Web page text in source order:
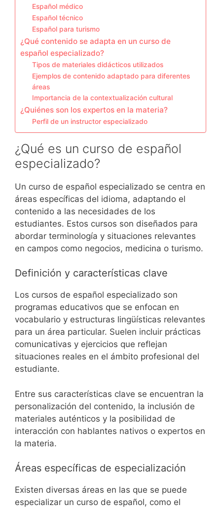
Español médico
Español técnico
Español para turismo
¿Qué contenido se adapta en un curso de
español especializado?
Tipos de materiales didácticos utilizados
Ejemplos de contenido adaptado para diferentes
áreas
Importancia de la contextualización cultural
¿Quiénes son los expertos en la materia?
Perfil de un instructor especializado
¿Qué es un curso de español
especializado?
Un curso de español especializado se centra en
áreas específicas del idioma, adaptando el
contenido a las necesidades de los
estudiantes. Estos cursos son diseñados para
abordar terminología y situaciones relevantes
en campos como negocios, medicina o turismo.
Definición y características clave
Los cursos de español especializado son
programas educativos que se enfocan en
vocabulario y estructuras lingüísticas relevantes
para un área particular. Suelen incluir prácticas
comunicativas y ejercicios que reflejan
situaciones reales en el ámbito profesional del
estudiante.
Entre sus características clave se encuentran la
personalización del contenido, la inclusión de
materiales auténticos y la posibilidad de
interacción con hablantes nativos o expertos en
la materia.
Áreas específicas de especialización
Existen diversas áreas en las que se puede
especializar un curso de español, como el